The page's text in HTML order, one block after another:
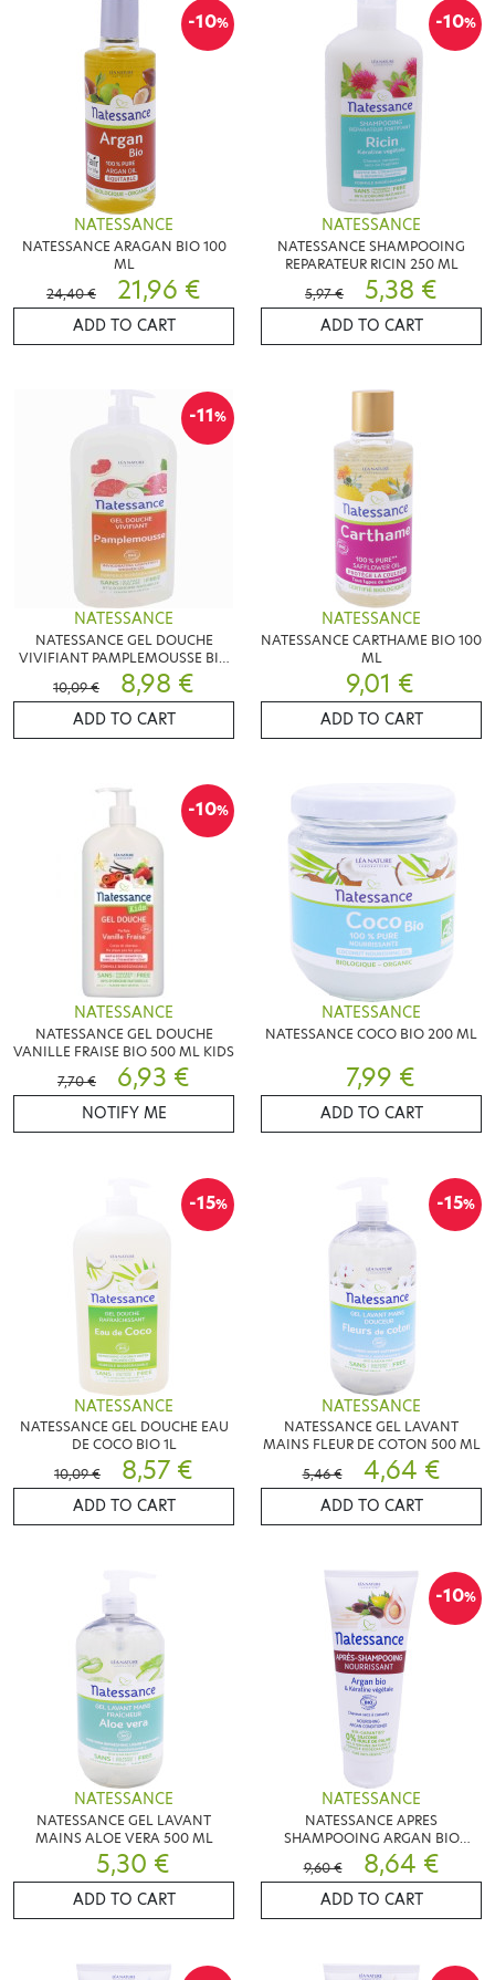
-10%
NATESSANCE
NATESSANCE ARAGAN BIO 100
ML
24,40 €
21,96 €
ADD TO CART
-10%
NATESSANCE
NATESSANCE SHAMPOOING
REPARATEUR RICIN 250 ML
5,97 €
5,38 €
ADD TO CART
-11%
NATESSANCE
NATESSANCE GEL DOUCHE
VIVIFIANT PAMPLEMOUSSE BIO
1L
10,09 € 8,98 €
ADD TO CART
NATESSANCE
NATESSANCE CARTHAME BIO 100
ML
9,01 €
ADD TO CART
-10%
NATESSANCE
NATESSANCE GEL DOUCHE
VANILLE FRAISE BIO 500 ML KIDS
7,70 €
6,93 €
NOTIFY ME
NATESSANCE
NATESSANCE COCO BIO 200 ML
7,99 €
ADD TO CART
-15%
NATESSANCE
NATESSANCE GEL DOUCHE EAU
DE COCO BIO 1L
10,09 €
8,57 €
ADD TO CART
-15%
NATESSANCE
NATESSANCE GEL LAVANT
MAINS FLEUR DE COTON 500 ML
5,46 €
4,64 €
ADD TO CART
NATESSANCE
NATESSANCE GEL LAVANT
MAINS ALOE VERA 500 ML
5,30 €
ADD TO CART
-10%
NATESSANCE
NATESSANCE APRES
SHAMPOOING ARGAN BIO
200ML
9,60 € 8,64 €
ADD TO CART